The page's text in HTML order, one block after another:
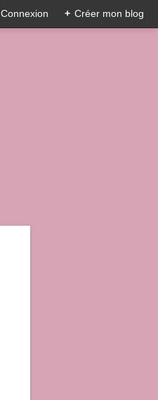
Connexion + Créer mon blog